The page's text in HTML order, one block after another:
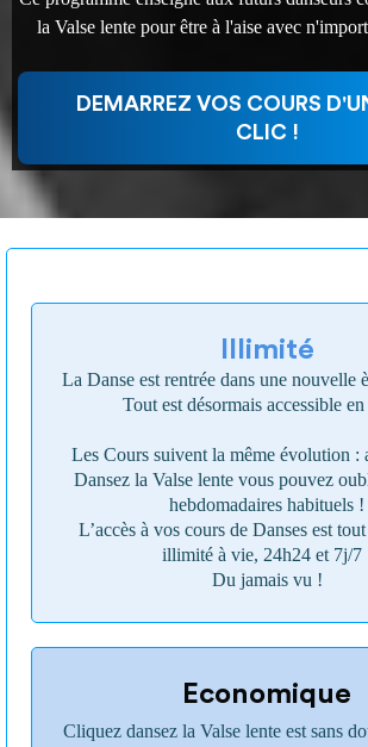
la Valse lente pour être à l'aise avec
DEMARREZ VOS COURS
CLIC !
Illimité
La Danse est rentrée dans une nouvelle
Tout est désormais accessible
Les Cours suivent la même évolution :
Dansez la Valse lente vous pouvez
hebdomadaires habituels !
L’accès à vos cours de Danses est
illimité à vie, 24h24 et 7j/7
Du jamais vu !
Economique
Cliquez dansez la Valse lente est sans